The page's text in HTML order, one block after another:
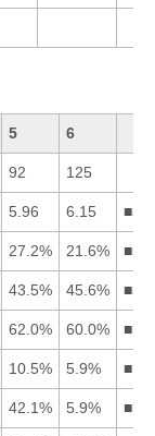
5 6
92 125
5.96 6.15
27.2% 21.6%
43.5% 45.6%
62.0% 60.0%
10.5% 5.9%
42.1% 5.9%